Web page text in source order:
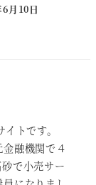
月10日
トです。
融機関で４
で小売サー